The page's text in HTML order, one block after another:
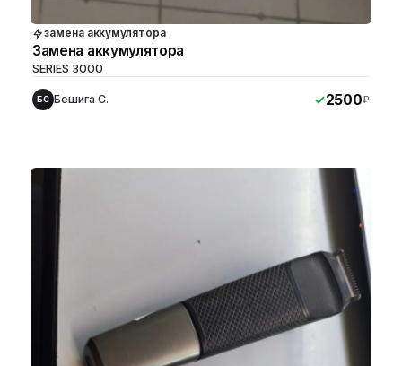
замена аккумулятора
Замена аккумулятора
SERIES 3000
БС Бешига С. 2500₽